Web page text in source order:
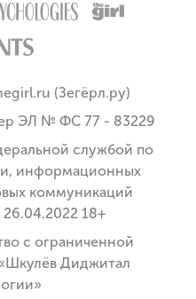
(Зегёрл.ру)
ЭЛ № ФС 77 - 83229
службой по
информационных
коммуникаций
18+
с ограниченной
Диджитал